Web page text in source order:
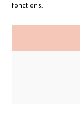
fonctions.
Amélie